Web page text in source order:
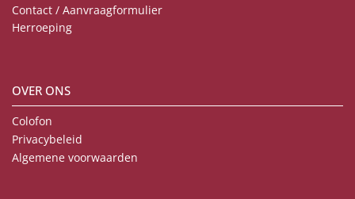
Contact / Aanvraagformulier
Herroeping
OVER ONS
Colofon
Privacybeleid
Algemene voorwaarden